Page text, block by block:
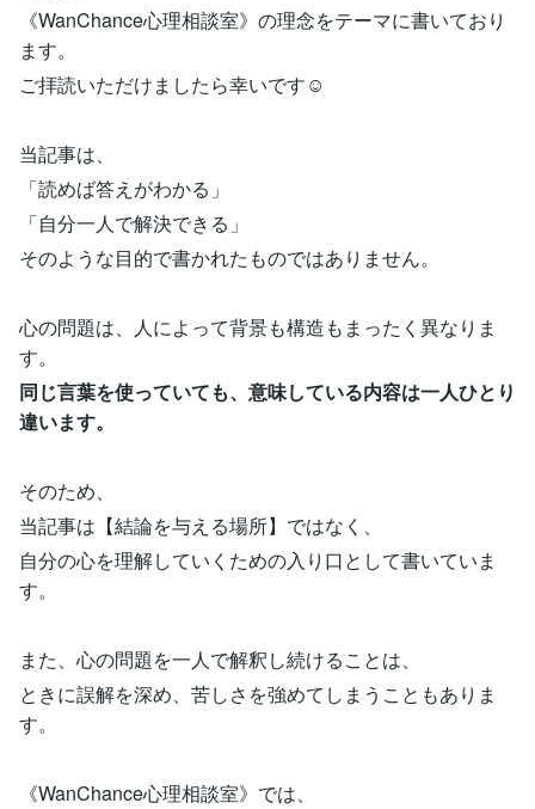
《WanChance心理相談室》の理念をテーマに書いており
ます。
ご拝読いただけましたら幸いです☺️
当記事は、
「読めば答えがわかる」
「自分一人で解決できる」
そのような目的で書かれたものではありません。
心の問題は、人によって背景も構造もまったく異なりま
す。
同じ言葉を使っていても、意味している内容は一人ひとり
違います。
そのため、
当記事は【結論を与える場所】ではなく、
自分の心を理解していくための入り口として書いていま
す。
また、心の問題を一人で解釈し続けることは、
ときに誤解を深め、苦しさを強めてしまうこともありま
す。
《WanChance心理相談室》では、